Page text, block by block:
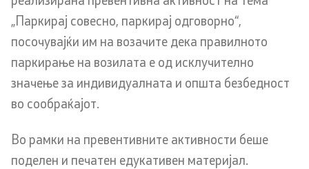
Организации
Услуги
Граѓански постапки
EXIM
„Паркирај совесно, паркирај одговорно“,
посочувајќи им на возачите дека правилното
паркирање на возилата е од исклучително
значење за индивидуалната и општа безбедност
во сообраќајот.
Во рамки на превентивните активности беше
поделен и печатен едукативен материјал.